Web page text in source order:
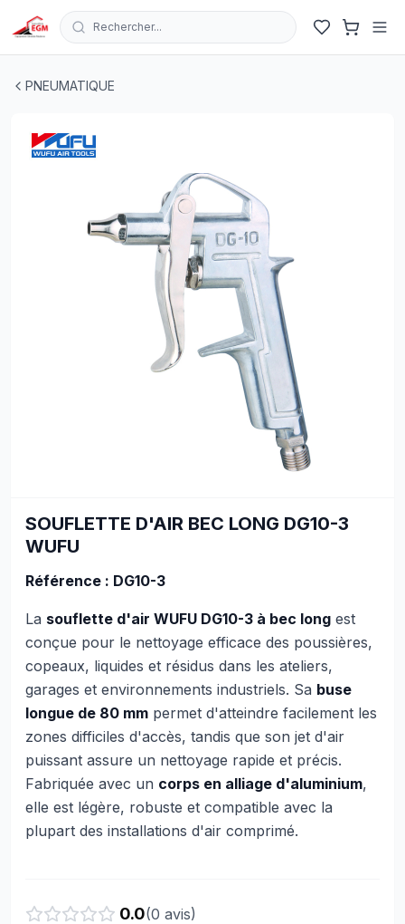
Rechercher...
PNEUMATIQUE
SOUFLETTE D'AIR BEC LONG DG10-3
WUFU
Référence : DG10-3
La souflette d'air WUFU DG10-3 à bec long est
conçue pour le nettoyage efficace des poussières,
copeaux, liquides et résidus dans les ateliers,
garages et environnements industriels. Sa buse
longue de 80 mm permet d'atteindre facilement les
zones difficiles d'accès, tandis que son jet d'air
puissant assure un nettoyage rapide et précis.
Fabriquée avec un corps en alliage d'aluminium,
elle est légère, robuste et compatible avec la
plupart des installations d'air comprimé.
0.0(0 avis)